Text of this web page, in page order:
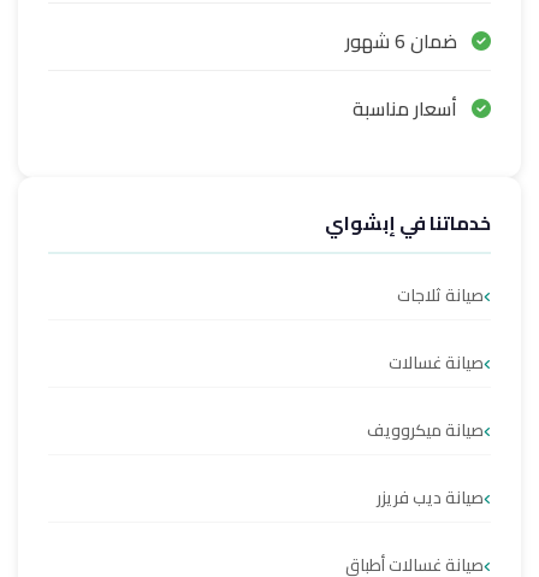
ضمان 6 شهور
أسعار مناسبة
خدماتنا في إبشواي
صيانة ثلاجات
صيانة غسالات
صيانة ميكروويف
صيانة ديب فريزر
صيانة غسالات أطباق